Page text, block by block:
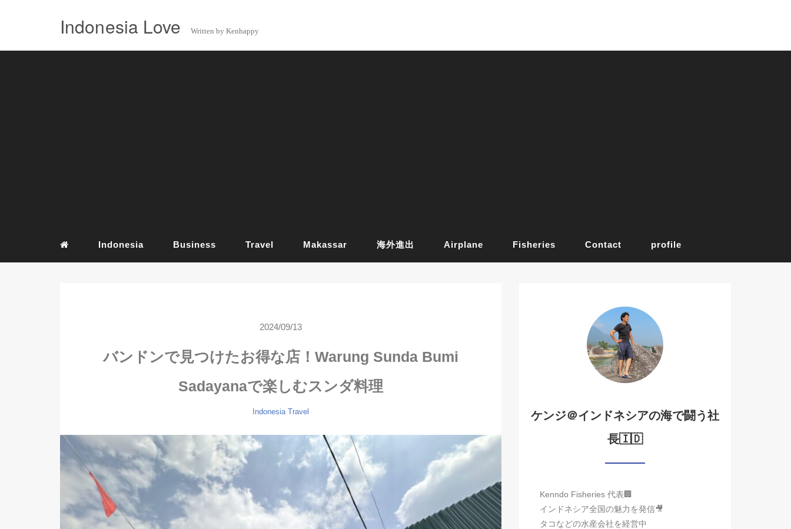
Indonesia Love Written by Kenhappy
Indonesia Business Travel Makassar 海外進出 Airplane Fisheries Contact profile
2024/09/13
バンドンで見つけたお得な店！Warung Sunda Bumi
Sadayanaで楽しむスンダ料理
Indonesia Travel
ケンジ＠インドネシアの海で闘う社
長🇮🇩
Kenndo Fisheries 代表🏢
インドネシア全国の魅力を発信🎥
タコなどの水産会社を経営中